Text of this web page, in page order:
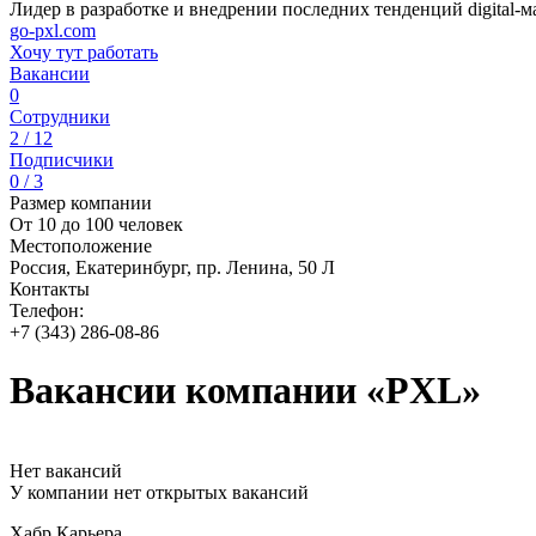
Лидер в разработке и внедрении последних тенденций digital-
go-pxl.com
Хочу тут работать
Вакансии
0
Сотрудники
2 / 12
Подписчики
0 / 3
Размер компании
От 10 до 100 человек
Местоположение
Россия, Екатеринбург, пр. Ленина, 50 Л
Контакты
Телефон:
+7 (343) 286-08-86
Вакансии компании «PXL»
Нет вакансий
У компании нет открытых вакансий